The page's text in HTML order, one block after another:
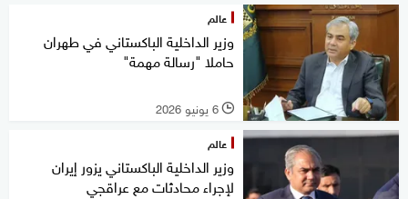
عالم
وزير الداخلية الباكستاني في طهران
حاملا "رسالة مهمة"
l 6 يونيو 2026
عالم
وزير الداخلية الباكستاني يزور إيران
لإجراء محادثات مع عراقجي